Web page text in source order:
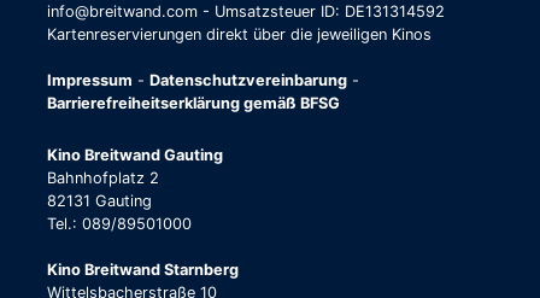
info@breitwand.com - Umsatzsteuer ID: DE131314592
Kartenreservierungen direkt über die jeweiligen Kinos
Impressum - Datenschutzvereinbarung -
Barrierefreiheitserklärung gemäß BFSG
Kino Breitwand Gauting
Bahnhofplatz 2
82131 Gauting
Tel.: 089/89501000
Kino Breitwand Starnberg
Wittelsbacherstraße 10